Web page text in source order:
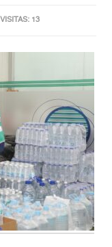
VISITAS: 13